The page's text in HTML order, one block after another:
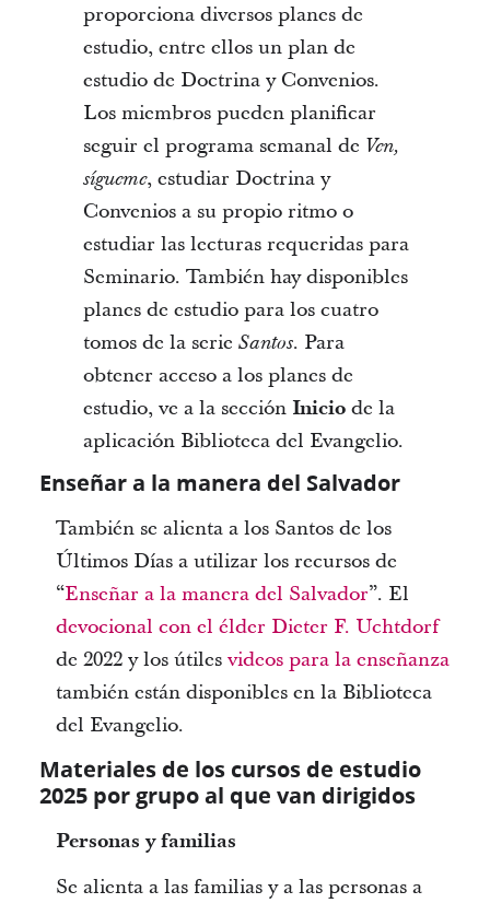
proporciona diversos planes de
estudio, entre ellos un plan de
estudio de Doctrina y Convenios.
Los miembros pueden planificar
seguir el programa semanal de Ven,
sígueme, estudiar Doctrina y
Convenios a su propio ritmo o
estudiar las lecturas requeridas para
Seminario. También hay disponibles
planes de estudio para los cuatro
tomos de la serie Santos. Para
obtener acceso a los planes de
estudio, ve a la sección Iniciode la
aplicación Biblioteca del Evangelio.
Enseñar a la manera del Salvador
También se alienta a los Santos de los
Últimos Días a utilizar los recursos de
“Enseñar a la manera del Salvador”. El
devocional con el élder Dieter F. Uchtdorf
de 2022 y los útiles videos para la enseñanza
también están disponibles en la Biblioteca
del Evangelio.
Materiales de los cursos de estudio
2025 por grupo al que van dirigidos
Personas y familias
Se alienta a las familias y a las personas a